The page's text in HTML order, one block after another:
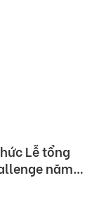
Lễ tổng
năm